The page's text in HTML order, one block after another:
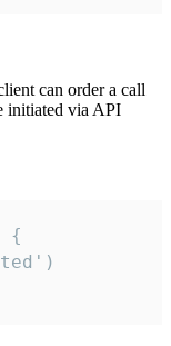
can order a call
initiated via API
{